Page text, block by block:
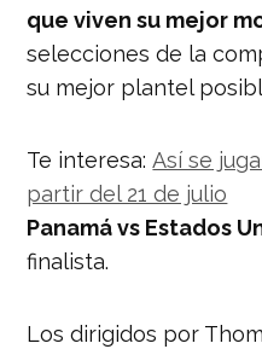
que viven su mejor
selecciones de la
su mejor plantel
Te interesa:Así se
partir del 21 de julio
Panamá vs Estados
finalista.
Los dirigidos por